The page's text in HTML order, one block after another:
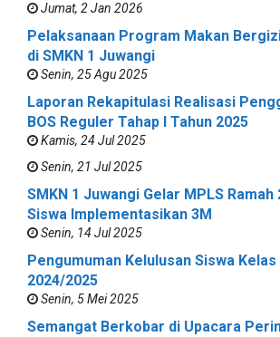
Jumat, 2 Jan 2026
Pelaksanaan Program Makan
di SMKN 1 Juwangi
Senin, 25 Agu 2025
Laporan Rekapitulasi Realisasi
BOS Reguler Tahap I Tahun 2025
Kamis, 24 Jul 2025
Senin, 21 Jul 2025
SMKN 1 Juwangi Gelar MPLS Ramah
Siswa Implementasikan 3M
Senin, 14 Jul 2025
Pengumuman Kelulusan Siswa Kelas
2024/2025
Senin, 5 Mei 2025
Semangat Berkobar di Upacara